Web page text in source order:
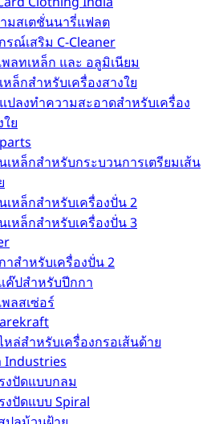
มสเตชั่นนารี่แฟลต
รณ์เสริม C-Cleaner
พลทเหล็ก และ อลูมิเนียม
หล็กสำหรับเครื่องสางใย
ปลงทำความสะอาดสำหรับเครื่อง
ใย
เหล็กสำหรับกระบวนการเตรียมเส้น
เหล็กสำหรับเครื่องปั่น 2
เหล็กสำหรับเครื่องปั่น 3
าสำหรับเครื่องปั่น 2
ค๊ปสำหรับปีกกา
พลสเซ่อร์
หล่สำหรับเครื่องกรอเส้นด้าย
Industries
งปัดแบบกลม
งปัดแบบ Spiral